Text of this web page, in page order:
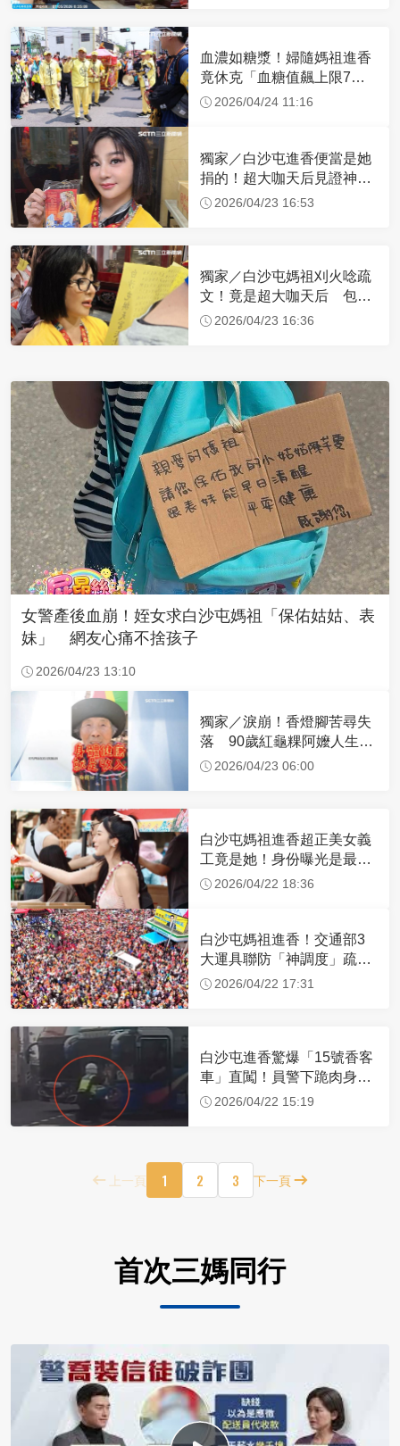
血濃如糖漿！婦隨媽祖進香
竟休克「血糖值飆上限7
倍」 醫曝原因
2026/04/24 11:16
獨家／白沙屯進香便當是她
捐的！超大咖天后見證神
蹟 一靠近媽祖就爆哭
2026/04/23 16:53
獨家／白沙屯媽祖刈火唸疏
文！竟是超大咖天后 包尿
布忍尿5小時不喊累
2026/04/23 16:36
女警產後血崩！姪女求白沙屯媽祖「保佑姑姑、表
妹」 網友心痛不捨孩子
2026/04/23 13:10
獨家／淚崩！香燈腳苦尋失
落 90歲紅龜粿阿嬤人生謝
幕2026/04/23 06:00
白沙屯媽祖進香超正美女義
工竟是她！身份曝光是最美
禮生 一輩子不結婚
2026/04/22 18:36
白沙屯媽祖進香！交通部3
大運具聯防「神調度」疏運
32.1萬創新高
2026/04/22 17:31
白沙屯進香驚爆「15號香客
車」直闖！員警下跪肉身擋
車：讓行人先過
2026/04/22 15:19
上一頁 1 2 3 下一頁
首次三媽同行